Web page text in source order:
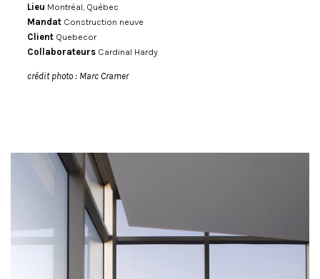
Lieu Montréal, Québec
Mandat Construction neuve
Client Quebecor
Collaborateurs Cardinal Hardy
crédit photo : Marc Cramer